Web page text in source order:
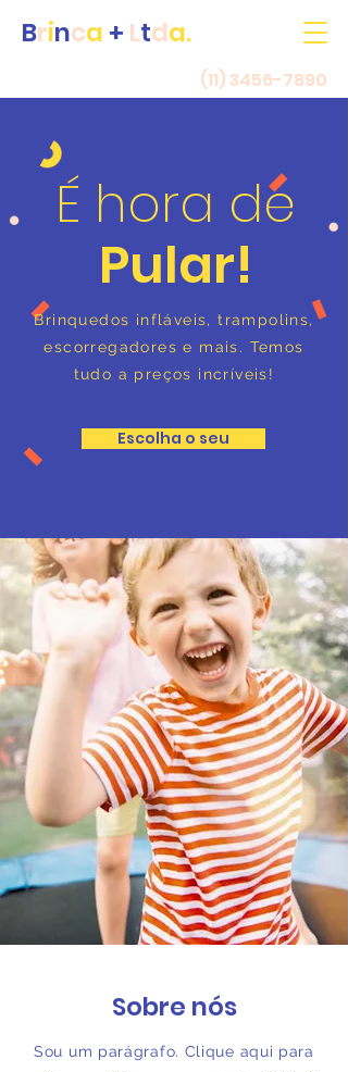
(11) 3456-7890
Brinca + Ltda.
É hora de
Pular!
Brinquedos infláveis, trampolins,
escorregadores e mais. Temos
tudo a preços incríveis!
Escolha o seu
Sobre nós
Sou um parágrafo. Clique aqui para